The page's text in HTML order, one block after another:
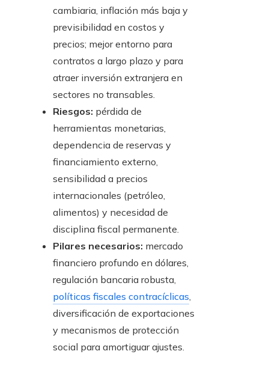
cambiaria, inflación más baja y
previsibilidad en costos y
precios; mejor entorno para
contratos a largo plazo y para
atraer inversión extranjera en
sectores no transables.
Riesgos: pérdida de
herramientas monetarias,
dependencia de reservas y
financiamiento externo,
sensibilidad a precios
internacionales (petróleo,
alimentos) y necesidad de
disciplina fiscal permanente.
Pilares necesarios: mercado
financiero profundo en dólares,
regulación bancaria robusta,
políticas fiscales contracíclicas
diversificación de exportaciones
y mecanismos de protección
social para amortiguar ajustes.